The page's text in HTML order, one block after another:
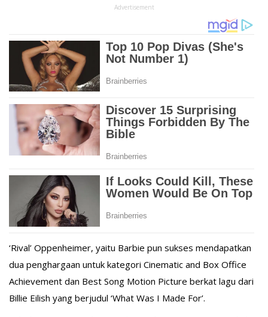
Advertisement
‘Rival’ Oppenheimer, yaitu Barbie pun sukses mendapatkan
dua penghargaan untuk kategori Cinematic and Box Office
Achievement dan Best Song Motion Picture berkat lagu dari
Billie Eilish yang berjudul ‘What Was I Made For’.